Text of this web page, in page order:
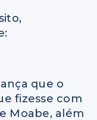
que o
fizesse com
Moabe, além